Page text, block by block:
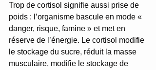
Trop de cortisol signifie aussi prise de
poids : l’organisme bascule en mode «
danger, risque, famine » et met en
réserve de l’énergie. Le cortisol modifie
le stockage du sucre, réduit la masse
musculaire, modifie le stockage de